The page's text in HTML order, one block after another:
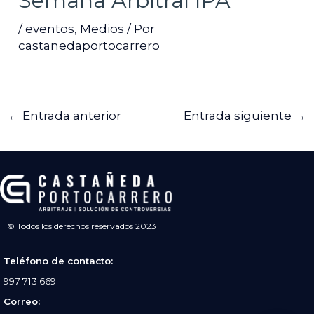
/eventos, Medios / Por
castanedaportocarrero
← Entrada anterior Entrada siguiente →
© Todos los derechos reservados 2023
Teléfono de contacto:
997 713 669
Correo: